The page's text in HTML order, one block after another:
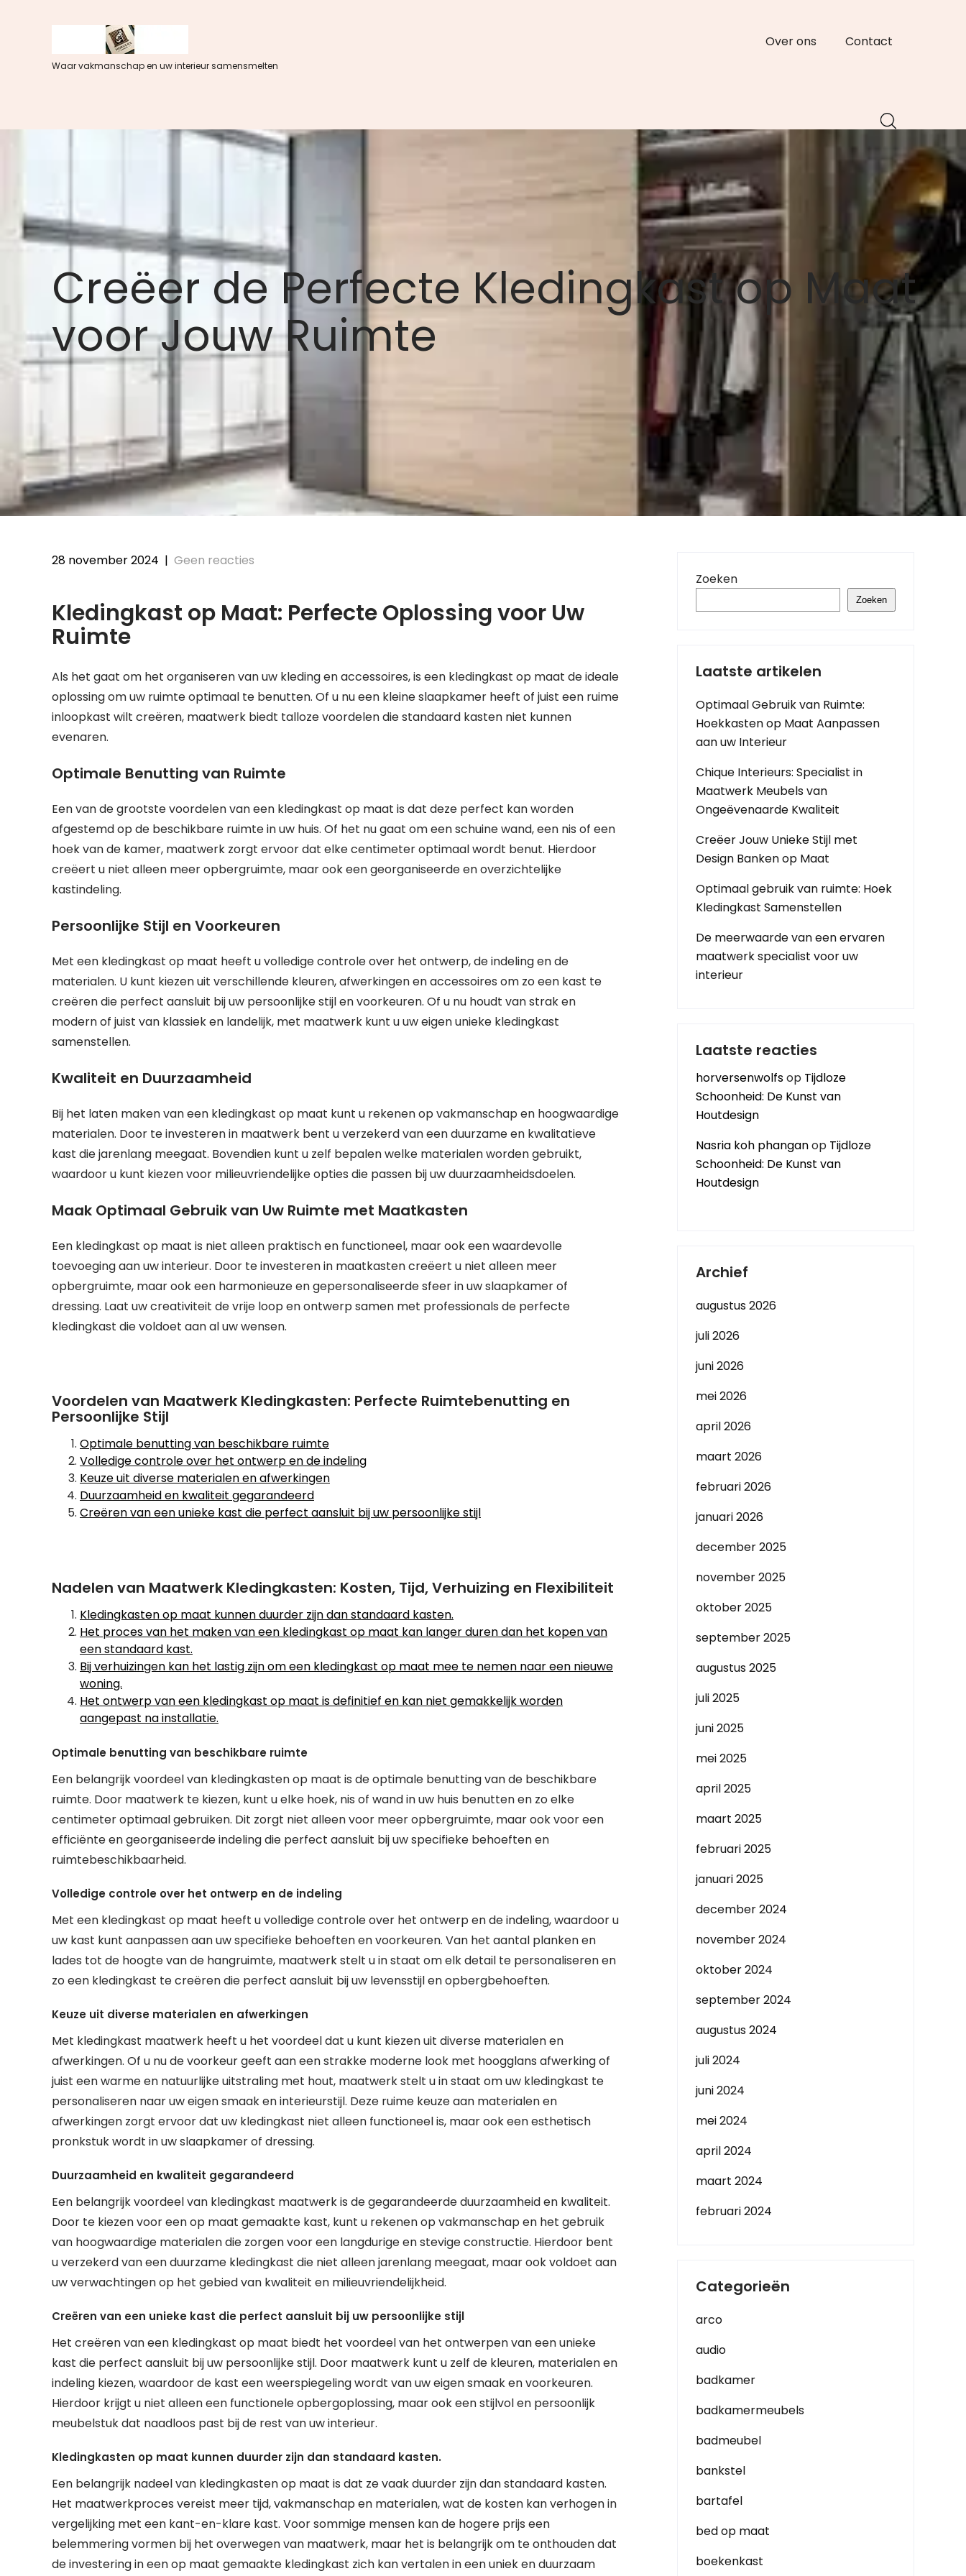
Waar vakmanschap en uw interieur samensmelten
Over ons Contact
Creëer de Perfecte Kledingkast op Maat
voor Jouw Ruimte
28 november 2024 | Geen reacties
Kledingkast op Maat: Perfecte Oplossing voor Uw
Ruimte
Als het gaat om het organiseren van uw kleding en accessoires, is een kledingkast op maat de ideale
oplossing om uw ruimte optimaal te benutten. Of u nu een kleine slaapkamer heeft of juist een ruime
inloopkast wilt creëren, maatwerk biedt talloze voordelen die standaard kasten niet kunnen
evenaren.
Optimale Benutting van Ruimte
Een van de grootste voordelen van een kledingkast op maat is dat deze perfect kan worden
afgestemd op de beschikbare ruimte in uw huis. Of het nu gaat om een schuine wand, een nis of een
hoek van de kamer, maatwerk zorgt ervoor dat elke centimeter optimaal wordt benut. Hierdoor
creëert u niet alleen meer opbergruimte, maar ook een georganiseerde en overzichtelijke
kastindeling.
Persoonlijke Stijl en Voorkeuren
Met een kledingkast op maat heeft u volledige controle over het ontwerp, de indeling en de
materialen. U kunt kiezen uit verschillende kleuren, afwerkingen en accessoires om zo een kast te
creëren die perfect aansluit bij uw persoonlijke stijl en voorkeuren. Of u nu houdt van strak en
modern of juist van klassiek en landelijk, met maatwerk kunt u uw eigen unieke kledingkast
samenstellen.
Kwaliteit en Duurzaamheid
Bij het laten maken van een kledingkast op maat kunt u rekenen op vakmanschap en hoogwaardige
materialen. Door te investeren in maatwerk bent u verzekerd van een duurzame en kwalitatieve
kast die jarenlang meegaat. Bovendien kunt u zelf bepalen welke materialen worden gebruikt,
waardoor u kunt kiezen voor milieuvriendelijke opties die passen bij uw duurzaamheidsdoelen.
Maak Optimaal Gebruik van Uw Ruimte met Maatkasten
Een kledingkast op maat is niet alleen praktisch en functioneel, maar ook een waardevolle
toevoeging aan uw interieur. Door te investeren in maatkasten creëert u niet alleen meer
opbergruimte, maar ook een harmonieuze en gepersonaliseerde sfeer in uw slaapkamer of
dressing. Laat uw creativiteit de vrije loop en ontwerp samen met professionals de perfecte
kledingkast die voldoet aan al uw wensen.
Voordelen van Maatwerk Kledingkasten: Perfecte Ruimtebenutting en
Persoonlijke Stijl
Optimale benutting van beschikbare ruimte
Volledige controle over het ontwerp en de indeling
Keuze uit diverse materialen en afwerkingen
Duurzaamheid en kwaliteit gegarandeerd
Creëren van een unieke kast die perfect aansluit bij uw persoonlijke stijl
Nadelen van Maatwerk Kledingkasten: Kosten, Tijd, Verhuizing en Flexibiliteit
Kledingkasten op maat kunnen duurder zijn dan standaard kasten.
Het proces van het maken van een kledingkast op maat kan langer duren dan het kopen van
een standaard kast.
Bij verhuizingen kan het lastig zijn om een kledingkast op maat mee te nemen naar een nieuwe
woning.
Het ontwerp van een kledingkast op maat is definitief en kan niet gemakkelijk worden
aangepast na installatie.
Optimale benutting van beschikbare ruimte
Een belangrijk voordeel van kledingkasten op maat is de optimale benutting van de beschikbare
ruimte. Door maatwerk te kiezen, kunt u elke hoek, nis of wand in uw huis benutten en zo elke
centimeter optimaal gebruiken. Dit zorgt niet alleen voor meer opbergruimte, maar ook voor een
efficiënte en georganiseerde indeling die perfect aansluit bij uw specifieke behoeften en
ruimtebeschikbaarheid.
Volledige controle over het ontwerp en de indeling
Met een kledingkast op maat heeft u volledige controle over het ontwerp en de indeling, waardoor u
uw kast kunt aanpassen aan uw specifieke behoeften en voorkeuren. Van het aantal planken en
lades tot de hoogte van de hangruimte, maatwerk stelt u in staat om elk detail te personaliseren en
zo een kledingkast te creëren die perfect aansluit bij uw levensstijl en opbergbehoeften.
Keuze uit diverse materialen en afwerkingen
Met kledingkast maatwerk heeft u het voordeel dat u kunt kiezen uit diverse materialen en
afwerkingen. Of u nu de voorkeur geeft aan een strakke moderne look met hoogglans afwerking of
juist een warme en natuurlijke uitstraling met hout, maatwerk stelt u in staat om uw kledingkast te
personaliseren naar uw eigen smaak en interieurstijl. Deze ruime keuze aan materialen en
afwerkingen zorgt ervoor dat uw kledingkast niet alleen functioneel is, maar ook een esthetisch
pronkstuk wordt in uw slaapkamer of dressing.
Duurzaamheid en kwaliteit gegarandeerd
Een belangrijk voordeel van kledingkast maatwerk is de gegarandeerde duurzaamheid en kwaliteit.
Door te kiezen voor een op maat gemaakte kast, kunt u rekenen op vakmanschap en het gebruik
van hoogwaardige materialen die zorgen voor een langdurige en stevige constructie. Hierdoor bent
u verzekerd van een duurzame kledingkast die niet alleen jarenlang meegaat, maar ook voldoet aan
uw verwachtingen op het gebied van kwaliteit en milieuvriendelijkheid.
Creëren van een unieke kast die perfect aansluit bij uw persoonlijke stijl
Het creëren van een kledingkast op maat biedt het voordeel van het ontwerpen van een unieke
kast die perfect aansluit bij uw persoonlijke stijl. Door maatwerk kunt u zelf de kleuren, materialen en
indeling kiezen, waardoor de kast een weerspiegeling wordt van uw eigen smaak en voorkeuren.
Hierdoor krijgt u niet alleen een functionele opbergoplossing, maar ook een stijlvol en persoonlijk
meubelstuk dat naadloos past bij de rest van uw interieur.
Kledingkasten op maat kunnen duurder zijn dan standaard kasten.
Een belangrijk nadeel van kledingkasten op maat is dat ze vaak duurder zijn dan standaard kasten.
Het maatwerkproces vereist meer tijd, vakmanschap en materialen, wat de kosten kan verhogen in
vergelijking met een kant-en-klare kast. Voor sommige mensen kan de hogere prijs een
belemmering vormen bij het overwegen van maatwerk, maar het is belangrijk om te onthouden dat
de investering in een op maat gemaakte kledingkast zich kan vertalen in een uniek en duurzaam
Zoeken
Zoeken
Laatste artikelen
Optimaal Gebruik van Ruimte:
Hoekkasten op Maat Aanpassen
aan uw Interieur
Chique Interieurs: Specialist in
Maatwerk Meubels van
Ongeëvenaarde Kwaliteit
Creëer Jouw Unieke Stijl met
Design Banken op Maat
Optimaal gebruik van ruimte: Hoek
Kledingkast Samenstellen
De meerwaarde van een ervaren
maatwerk specialist voor uw
interieur
Laatste reacties
horversenwolfsop Tijdloze
Schoonheid: De Kunst van
Houtdesign
Nasria koh phanganop Tijdloze
Schoonheid: De Kunst van
Houtdesign
Archief
augustus 2026
juli 2026
juni 2026
mei 2026
april 2026
maart 2026
februari 2026
januari 2026
december 2025
november 2025
oktober 2025
september 2025
augustus 2025
juli 2025
juni 2025
mei 2025
april 2025
maart 2025
februari 2025
januari 2025
december 2024
november 2024
oktober 2024
september 2024
augustus 2024
juli 2024
juni 2024
mei 2024
april 2024
maart 2024
februari 2024
Categorieën
arco
audio
badkamer
badkamermeubels
badmeubel
bankstel
bartafel
bed op maat
boekenkast